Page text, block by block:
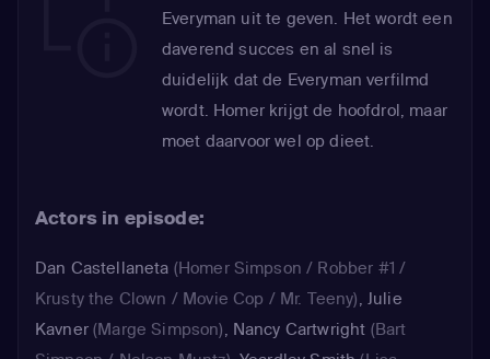
Everyman uit te geven. Het wordt een
daverend succes en al snel is
duidelijk dat de Everyman verfilmd
wordt. Homer krijgt de hoofdrol, maar
moet daarvoor wel op dieet.
Actors in episode:
Dan Castellaneta (Homer Simpson / Robber #1 /
Krusty the Clown / Movie Cop / Mr. Teeny), Julie
Kavner(Marge Simpson), Nancy Cartwright (Bart